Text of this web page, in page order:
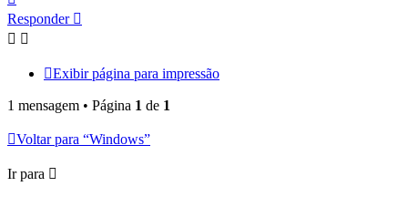
topo
Responder
Exibir página para impressão
1 mensagem • Página 1 de 1
Voltar para “Windows”
Ir para